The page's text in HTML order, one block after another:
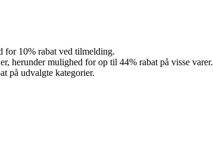
for 10% rabat ved tilmelding.
herunder mulighed for op til 44% rabat på visse varer.
på udvalgte kategorier.